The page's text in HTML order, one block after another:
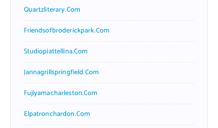
Quartzliterary.com
Friendsofbroderickpark.com
Studiopiattellina.com
Jannagrillspringfield.com
Fujiyamacharleston.com
Elpatronchardon.com